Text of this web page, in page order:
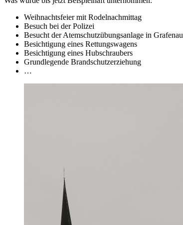
Weihnachtsfeier mit Rodelnachmittag
Besuch bei der Polizei
Besucht der Atemschutzübungsanlage in Grafenau
Besichtigung eines Rettungswagens
Besichtigung eines Hubschraubers
Grundlegende Brandschutzerziehung
…